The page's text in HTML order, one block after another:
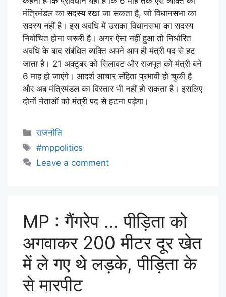
मंत्रिमंडल का सदस्य रखा जा सकता है, जो विधानसभा का
सदस्य नहीं है। इस अवधि में उसका विधानसभा का सदस्य
निर्वाचित होना जरूरी है। अगर ऐसा नहीं हुआ तो निर्धारित
अवधि के बाद संबंधित व्यक्ति अपने आप ही मंत्री पद से हट
जाता है। 21 अक्टूबर को सिलावट और राजपूत को मंत्री बने
6 माह हो जाएंगे। आदर्श आचार संहिता प्रभावी हो चुकी है
और अब मंत्रिमंडल का विस्तार भी नहीं हो सकता है। इसलिए
दोनों नेताओं को मंत्री पद से हटना पड़ेगा।
राजनीति
#mppolitics
Leave a comment
MP : गैंगरेप … पीड़िता को
अगवाकर 200 मीटर दूर खेत
में ले गए थे लड़के, पीड़िता के
से मारपीट